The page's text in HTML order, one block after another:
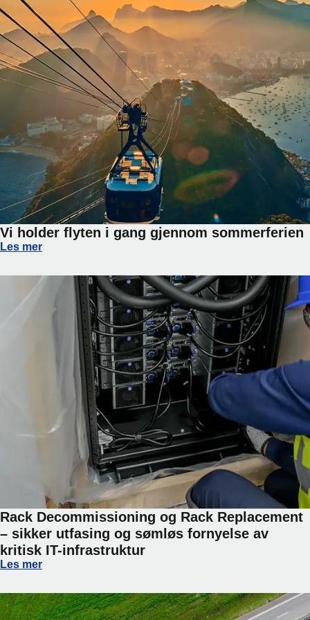
Vi holder flyten i gang gjennom sommerferien
Vi holder flyten i gang gjennom sommerferien
Les mer
Rack Decommissioning og Rack Replacement
– sikker utfasing og sømløs fornyelse av
kritisk IT-infrastruktur
Rack Decommissioning og Rack Replacement – sikker
Les mer